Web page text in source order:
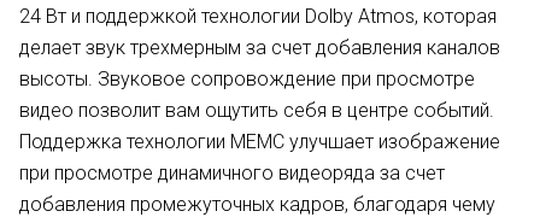
24 Вт и поддержкой технологии Dolby Atmos, которая
делает звук трехмерным за счет добавления каналов
высоты. Звуковое сопровождение при просмотре
видео позволит вам ощутить себя в центре событий.
Поддержка технологии MEMC улучшает изображение
при просмотре динамичного видеоряда за счет
добавления промежуточных кадров, благодаря чему